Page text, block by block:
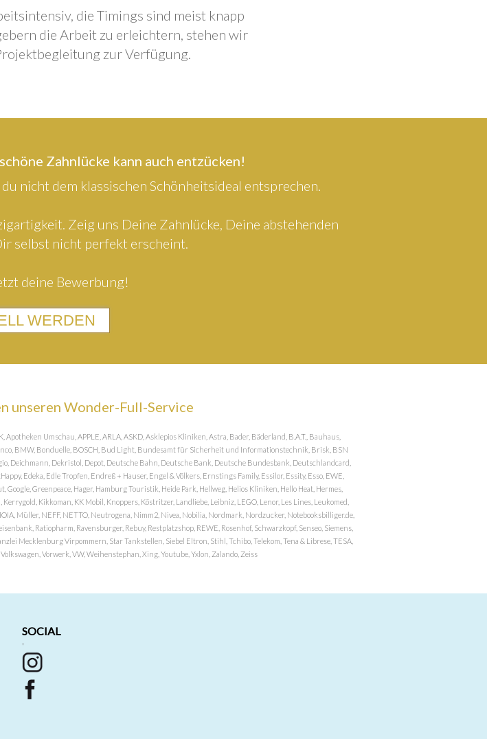
die Timings sind meist knapp
die Arbeit zu erleichtern, stehen wir
zur Verfügung.
Zahnlücke kann auch entzücken!
nicht dem klassischen Schönheitsideal entsprechen.
Zeig uns Deine Zahnlücke, Deine abstehenden
selbst nicht perfekt erscheint.
deine Bewerbung!
WERDEN
unseren Wonder-Full-Service
Umschau, APPLE, ARLA, ASKD, Asklepios Kliniken, Astra, Bader, Bäderland, B.A.T., Bauhaus,
BMW, Bonduelle, BOSCH, Bud Light, Bundesamt für Sicherheit und Informationstechnik, Brisk, BSN
Deichmann, Dekristol, Depot, Deutsche Bahn, Deutsche Bank, Deutsche Bundesbank, Deutschlandcard,
Edeka, Edle Tropfen, Endreß + Hauser, Engel & Völkers, Ernstings Family, Essilor, Essity, Esso, EWE,
Greenpeace, Hager, Hamburg Touristik, Heide Park, Hellweg, Helios Kliniken, Hello Heat, Hermes,
Kikkoman, KK Mobil, Knoppers, Köstritzer, Landliebe, Leibniz, LEGO, Lenor, Les Lines, Leukomed,
Müller, NEFF, NETTO, Neutrogena, Nimm2, Nivea, Nobilia, Nordmark, Nordzucker, Notebooksbilliger.de,
Ratiopharm, Ravensburger, Rebuy, Restplatzshop, REWE, Rosenhof, Schwarzkopf, Senseo, Siemens,
Mecklenburg Virpommern, Star Tankstellen, Siebel Eltron, Stihl, Tchibo, Telekom, Tena & Librese, TESA,
Vorwerk, VW, Weihenstephan, Xing, Youtube, Yxlon, Zalando, Zeiss
SOCIAL
'